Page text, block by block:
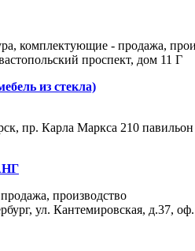
комплектующие - продажа,
проспект, дом 11 Г
из стекла)
пр. Карла Маркса 210
производство
ул. Кантемировская, д.37,